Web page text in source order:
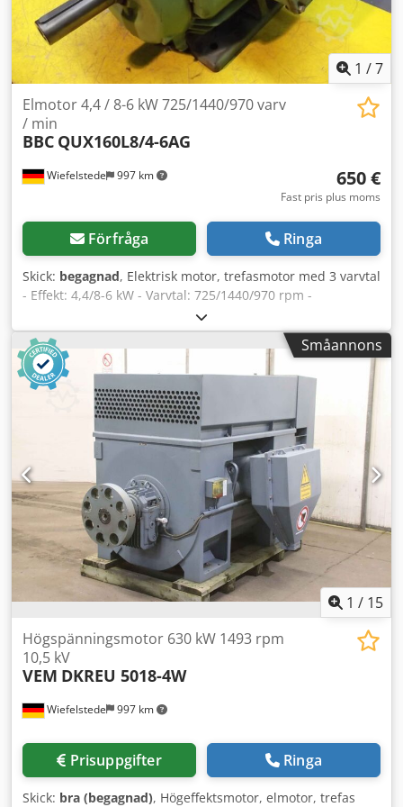
påbyggnad: Ja Identifikation Registreringsnummer: BB-869-
D = Företagsinformation = Bankuppgifter: Rabobank-konto:
39.33.10.655 IBAN: NL73RABO0393310655 BIC/SWIFT:
RABONL2U - Kontrollera alltid våra bankuppgifter före
transaktion! - Fordonsreservation är inte möjlig utan
deposition. - Skriv- och textfel förbehålles för alla erbjudna
fordon.
1 /7
Wiefelstede 997 km
Elmotor 4,4 / 8-6 kW 725/1440/970 varv
/ min
BBC QUX160L8/4-6AG
650 €
Fast pris plus moms
Förfråga Ringa
Skick: begagnad, Elektrisk motor, trefasmotor med 3 varvtal
- Effekt: 4,4/8-6 kW - Varvtal: 725/1440/970 rpm -
Polomkopplingsbar - Axel: Ø 42 mm - Monteringsform: B3 -
Kapslingsklass: IP 44 - Pris: per styck - Antal: 2 st
tillgängliga Chjdpfx Ahjctyqfj Soa - Mått: 650/440/H320 mm
- Vikt: 140 kg
Småannons
1 / 15
Wiefelstede 997 km
Högspänningsmotor 630 kW 1493 rpm
10,5 kV
VEM DKREU 5018-4W
Prisuppgifter Ringa
Skick: bra (begagnad), Högeffektsmotor, elmotor, trefas